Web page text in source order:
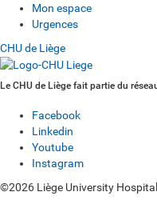
Mon espace
Urgences
CHU de Liège
Le CHU de Liège fait partie du
Facebook
Linkedin
Youtube
Instagram
©2026 Liège University